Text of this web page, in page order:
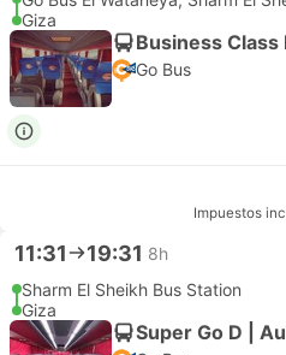
Giza
Business
Go Bus
Impuestos
11:31 19:31 8h
Sharm El Sheikh Bus Station
Giza
Super Go D |